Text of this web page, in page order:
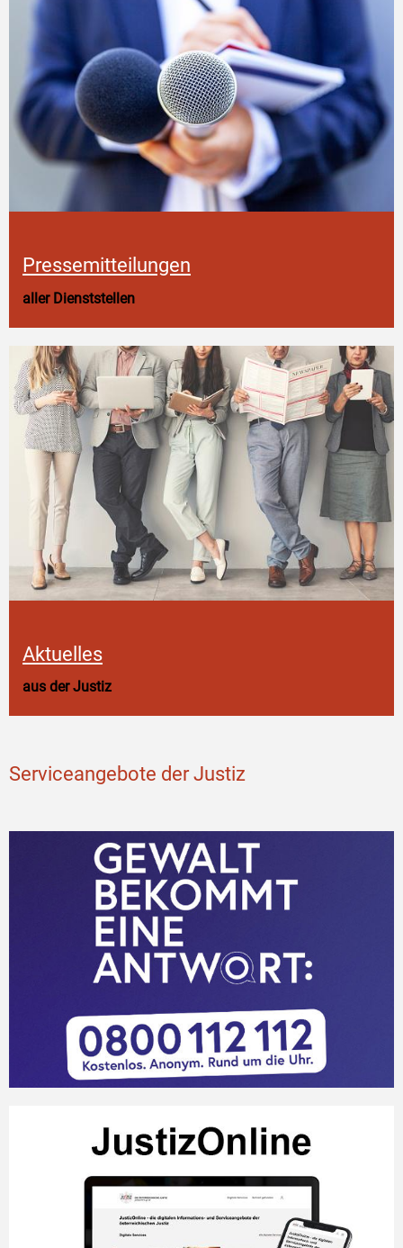
Pressemitteilungen
aller Dienststellen
Aktuelles
aus der Justiz
Serviceangebote der Justiz